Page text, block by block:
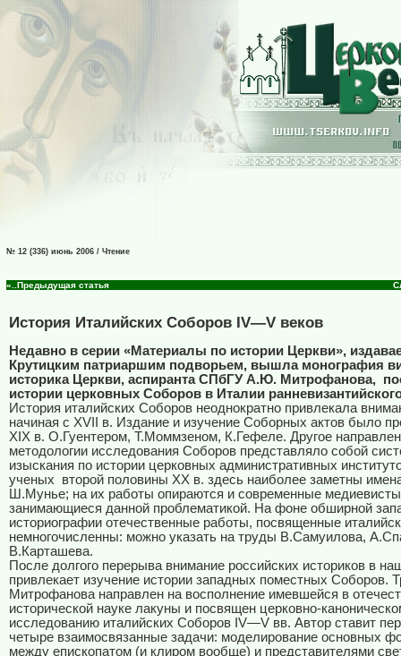
№ 12 (336) июнь 2006 / Чтение
«..Предыдущая статья
История Италийских Соборов IV—V веков
Недавно в серии «Материалы по истории Церкви»,
Крутицким патриаршим подворьем, вышла монография
историка Церкви, аспиранта СПбГУ А.Ю. Митрофанова,
истории церковных Соборов в Италии
История италийских Соборов неоднократно привлекала
начиная с XVII в. Издание и изучение Соборных актов было
XIX в. О.Гуентером, Т.Моммзеном, К.Гефеле. Другое
методологии исследования Соборов представляло собой
изыскания по истории церковных административных
ученых
второй половины ХХ в. здесь наиболее заметны
Ш.Мунье; на их работы опираются и современные
занимающиеся данной проблематикой. На фоне обширной
историографии отечественные работы, посвященные
немногочисленны: можно указать на труды В.Самуилова,
В.Карташева.
После долгого перерыва внимание российских историков в
привлекает изучение истории западных поместных Соборов.
Митрофанова направлен на восполнение имевшейся в
исторической науке лакуны и посвящен церковно-
исследованию италийских Соборов IV—V вв. Автор ставит
четыре взаимосвязанные задачи: моделирование основных
между епископатом (и клиром вообще) и представителями